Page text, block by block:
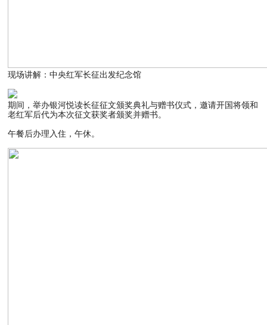
现场讲解：中央红军长征出发纪念馆
期间，举办银河悦读长征征文颁奖典礼与赠书仪式，邀请开国将领和
老红军后代为本次征文获奖者颁奖并赠书。
午餐后办理入住，午休。